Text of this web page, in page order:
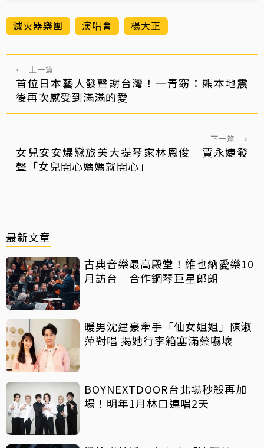
滅火器樂團 演唱會 楊大正
← 上一篇
首位日本藝人發聲謝台灣！一青窈：熊本地震
後再次感受到滿滿的愛
下一篇 →
女兒安安爆戀旅美大提琴家林恩俊 賈永婕發
聲「女兒開心媽媽就開心」
最新文章
古典音樂最高殿堂！維也納愛樂10
月訪台 合作鋼琴巨星郎朗
暖男沈建豪牽手「仙女姐姐」陳淑
萍對唱 揭她行李箱塞滿藥嚇壞
BOYNEXTDOOR台北場秒殺再加
場！明年1月林口連唱2天